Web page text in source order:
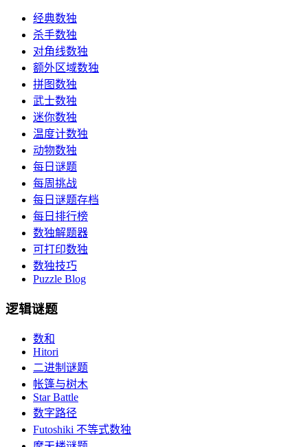
经典数独
杀手数独
对角线数独
额外区域数独
拼图数独
武士数独
迷你数独
温度计数独
动物数独
每日谜题
每周挑战
每日谜题存档
每日排行榜
数独解题器
可打印数独
数独技巧
Puzzle Blog
逻辑谜题
数和
Hitori
二进制谜题
帐篷与树木
Star Battle
数字路径
Futoshiki 不等式数独